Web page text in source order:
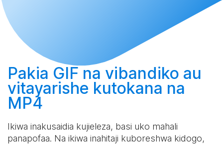
Pakia GIF na vibandiko au
vitayarishe kutokana na
MP4
Ikiwa inakusaidia kujieleza, basi uko mahali
panapofaa. Na ikiwa inahitaji kuboreshwa kidogo,